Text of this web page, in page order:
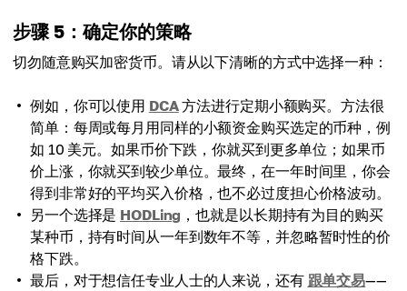
步骤 5：确定你的策略
切勿随意购买加密货币。请从以下清晰的方式中选择一种：
例如，你可以使用 DCA方法进行定期小额购买。方法很
简单：每周或每月用同样的小额资金购买选定的币种，例
如 10 美元。如果币价下跌，你就买到更多单位；如果币
价上涨，你就买到较少单位。最终，在一年时间里，你会
得到非常好的平均买入价格，也不必过度担心价格波动。
另一个选择是 HODLing ，也就是以长期持有为目的购买
某种币，持有时间从一年到数年不等，并忽略暂时性的价
格下跌。
最后，对于想信任专业人士的人来说，还有 跟单交易——